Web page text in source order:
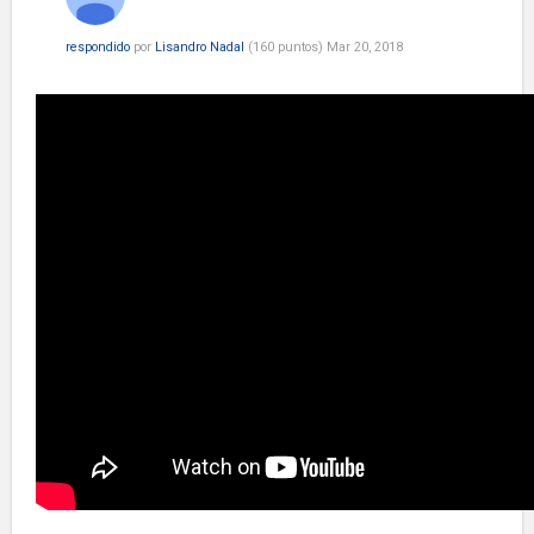
respondido por Lisandro Nadal (160 puntos) Mar 20, 2018